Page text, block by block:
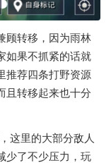
顾转移，因为雨林
如果不抓紧的话就
推荐四条打野资源
且转移起来也十分
这里的大部分敌人
少了不少压力，玩